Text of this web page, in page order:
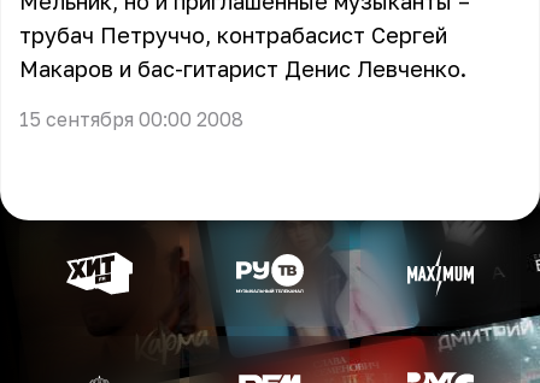
трубач Петруччо, контрабасист Сергей
Макаров и бас-гитарист Денис Левченко.
15 сентября 00:00 2008